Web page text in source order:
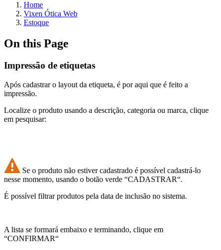
Home
Vixen Ótica Web
Estoque
On this Page
Impressão de etiquetas
Após cadastrar o layout da etiqueta, é por aqui que é feito a
impressão.
Localize o produto usando a descrição, categoria ou marca, clique
em pesquisar:
Se o produto não estiver cadastrado é possível cadastrá-lo
nesse momento, usando o botão verde “CADASTRAR“.
É possível filtrar produtos pela data de inclusão no sistema.
A lista se formará embaixo e terminando, clique em
“CONFIRMAR“